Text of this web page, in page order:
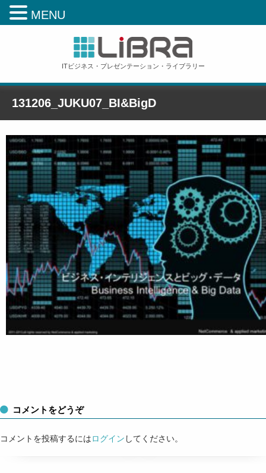
ITビジネス・プレゼンテーション・ライブラリー
131206_JUKU07_BI&BigD
ホーム » 131206_JUKU07_BI&BigD
コメントをどうぞ
コメントを投稿するにはログイン してください。
MENU